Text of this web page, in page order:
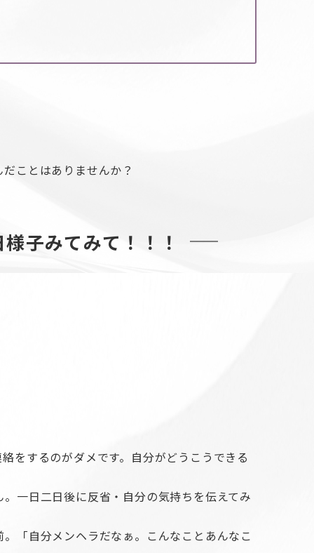
ことはありませんか？
子みてみて！！！
をするのがダメです。自分がどうこうできる
一日二日後に反省・自分の気持ちを伝えてみ
「自分メンヘラだなぁ。こんなことあんなこ